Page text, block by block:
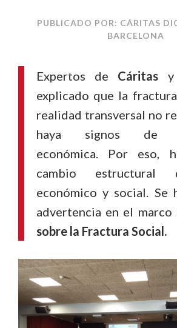
PUBLICADO POR: CÁRITAS
BARCELONA
Expertos de Cáritas
explicado que la
realidad transversal no
haya signos de
económica. Por eso,
cambio estructural
económico y social. Se
advertencia en el marco
sobre la Fractura Social.